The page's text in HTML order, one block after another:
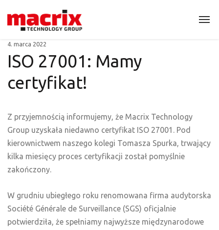
4. marca 2022
ISO 27001: Mamy
certyfikat!
Z przyjemnością informujemy, że Macrix Technology
Group uzyskała niedawno certyfikat ISO 27001. Pod
kierownictwem naszego kolegi Tomasza Spurka, trwający
kilka miesięcy proces certyfikacji został pomyślnie
zakończony.
W grudniu ubiegłego roku renomowana firma audytorska
Société Générale de Surveillance (SGS) oficjalnie
potwierdziła, że spełniamy najwyższe międzynarodowe